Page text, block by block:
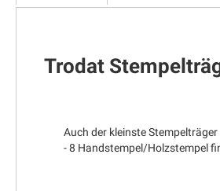
Bildgalerie
Trodat
Auch der kleinste
- 8 Handstempel/Holzstempel